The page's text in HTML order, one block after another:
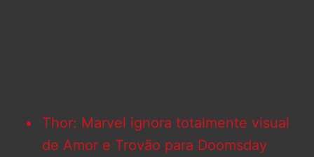
Thor: Marvel ignora totalmente visual
de Amor e Trovão para Doomsday